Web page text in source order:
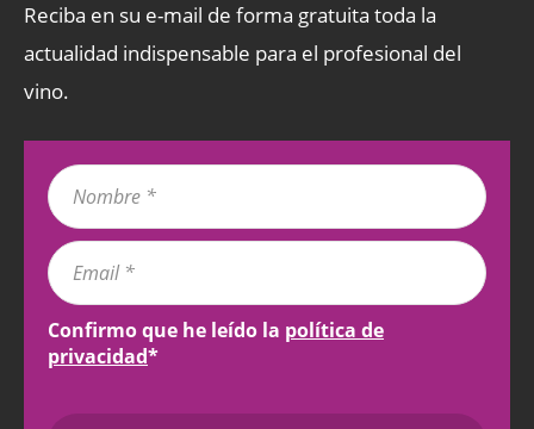
Reciba en su e-mail de forma gratuita toda la
actualidad indispensable para el profesional del
vino.
Confirmo que he leído la política de
privacidad*